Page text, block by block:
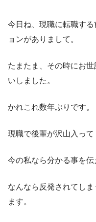
今日ね、現職に転職す
ョンがありまして。
たまたま、その時にお
いしました。
かれこれ数年ぶりです。
現職で後輩が沢山入って
今の私なら分かる事を伝
なんなら反発されてし
ます。